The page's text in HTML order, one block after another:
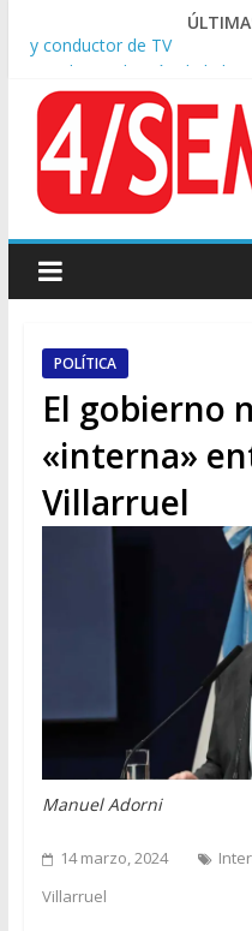
Tras la aprobación de la ley
Causa AFA: el juez
traslado del expediente a
A pocas cuadras de La
colectivo: siete heridos
Día de San Cayetano:
sindicatos y organizaciones
Pesar por la muerte de
y conductor de TV
POLÍTICA
El gobierno
«interna»
Villarruel
Manuel Adorni
14 marzo, 2024
Villarruel